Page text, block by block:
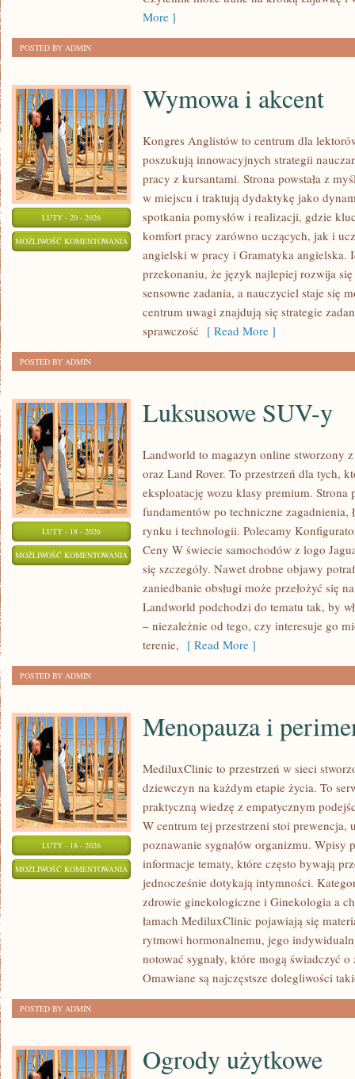
More ]
POSTED BY ADMIN
LUTY - 20 - 2026
MOŻLIWOŚĆ KOMENTOWANIA WYMOWA
AKCENT
Wymowa i akcent
Kongres Anglistów to centrum dla
poszukują innowacyjnych strategii
pracy z kursantami. Strona powstała z
w miejscu i traktują dydaktykę jako
spotkania pomysłów i realizacji, gdzie
komfort pracy zarówno uczących, jak i
angielski w pracy i Gramatyka angielska.
przekonaniu, że język najlepiej rozwija
sensowne zadania, a nauczyciel staje się
centrum uwagi znajdują się strategie
sprawczość [ Read More ]
POSTED BY ADMIN
LUTY - 18 - 2026
MOŻLIWOŚĆ KOMENTOWANIA LUKSUSOWE
SUV-
Luksusowe SUV-y
Landworld to magazyn online stworzony
oraz Land Rover. To przestrzeń dla tych,
eksploatację wozu klasy premium. Strona
fundamentów po techniczne zagadnienia,
rynku i technologii. Polecamy
Ceny W świecie samochodów z logo
się szczegóły. Nawet drobne objawy
zaniedbanie obsługi może przełożyć się
Landworld podchodzi do tematu tak, by
– niezależnie od tego, czy interesuje go
terenie, [ Read More ]
POSTED BY ADMIN
LUTY - 18 - 2026
MOŻLIWOŚĆ KOMENTOWANIA MENOPAUZA
PERIMENOPAUZA
Menopauza i
MediluxClinic to przestrzeń w sieci
dziewczyn na każdym etapie życia. To
praktyczną wiedzę z empatycznym
W centrum tej przestrzeni stoi prewencja,
poznawanie sygnałów organizmu. Wpisy
informacje tematy, które często bywają
jednocześnie dotykają intymności.
zdrowie ginekologiczne i Ginekologia a
łamach MediluxClinic pojawiają się
rytmowi hormonalnemu, jego
notować sygnały, które mogą świadczyć
Omawiane są najczęstsze dolegliwości
POSTED BY ADMIN
Ogrody użytkowe